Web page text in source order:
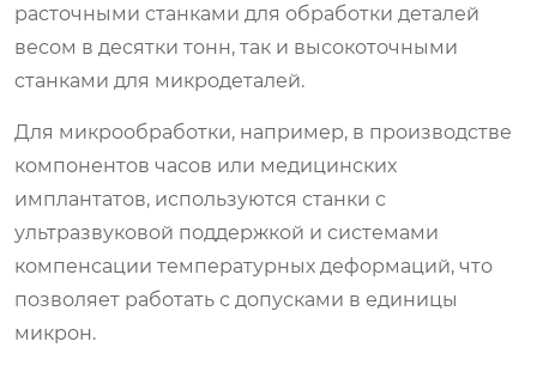
расточными станками для обработки деталей
весом в десятки тонн, так и высокоточными
станками для микродеталей.
Для микрообработки, например, в производстве
компонентов часов или медицинских
имплантатов, используются станки с
ультразвуковой поддержкой и системами
компенсации температурных деформаций, что
позволяет работать с допусками в единицы
микрон.